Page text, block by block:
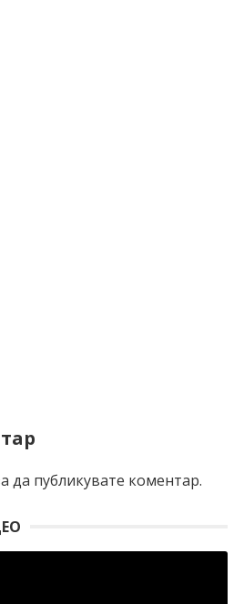
да публикувате коментар.